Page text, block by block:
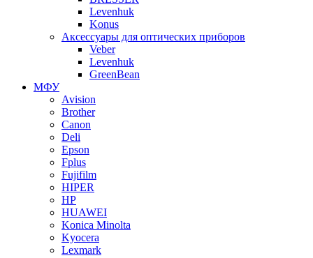
Levenhuk
Konus
Аксессуары для оптических приборов
Veber
Levenhuk
GreenBean
МФУ
Avision
Brother
Canon
Deli
Epson
Fplus
Fujifilm
HIPER
HP
HUAWEI
Konica Minolta
Kyocera
Lexmark